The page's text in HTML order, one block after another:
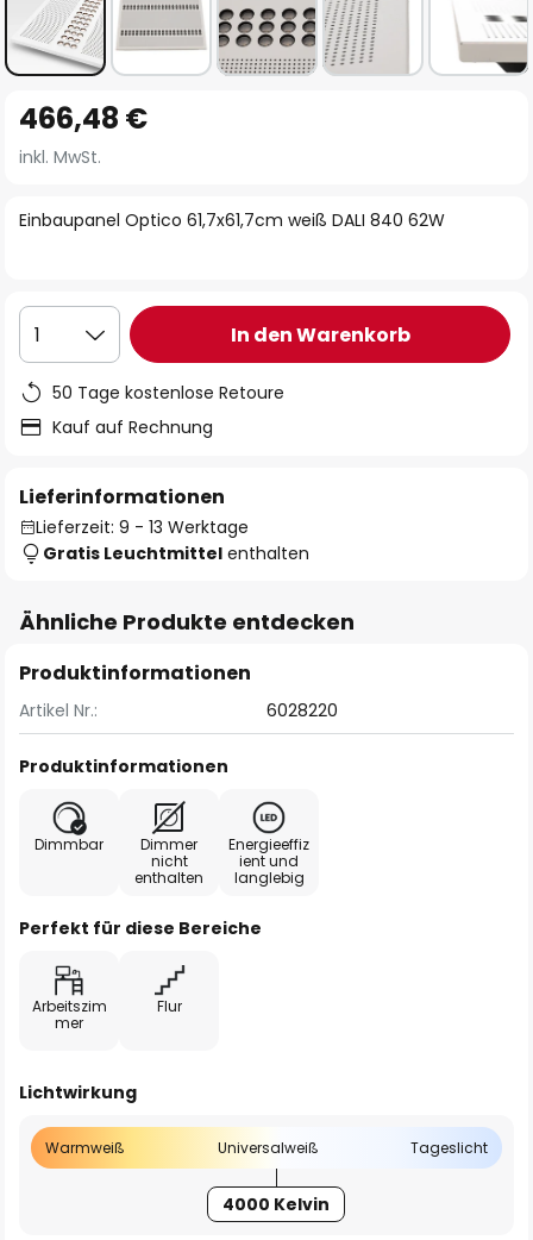
Anfang
der
springen
Einbaupanel Optico 61,7x61,7cm weiß DALI 840 62W
466,48 €
inkl. MwSt.
1 In den Warenkorb
50 Tage kostenlose Retoure
Kauf auf Rechnung
Lieferinformationen
Lieferzeit: 9 - 13 Werktage
Gratis Leuchtmittel enthalten
Ähnliche Produkte entdecken
Produktinformationen
Artikel Nr.: 6028220
Produktinformationen
Dimmbar
Dimmer
nicht
enthalten
Energieeffiz
ient und
langlebig
Perfekt für diese Bereiche
Arbeitszim
mer
Flur
Lichtwirkung
Warmweiß Universalweiß Tageslicht
4000 Kelvin